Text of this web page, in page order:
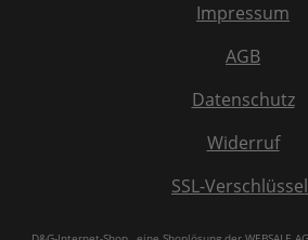
Impressum
AGB
Datenschutz
Widerruf
SSL-